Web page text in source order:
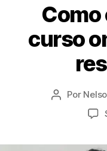
Como
curso
Autor
Por